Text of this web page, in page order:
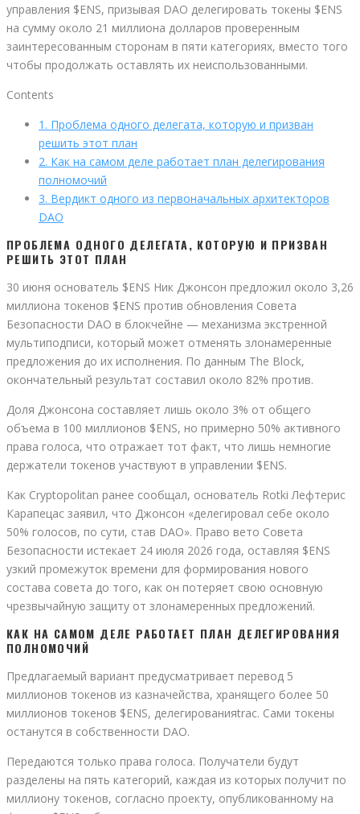
управления $ENS, призывая DAO делегировать токены $ENS
на сумму около 21 миллиона долларов проверенным
заинтересованным сторонам в пяти категориях, вместо того
чтобы продолжать оставлять их неиспользованными.
Contents
1. Проблема одного делегата, которую и призван
решить этот план
2. Как на самом деле работает план делегирования
полномочий
3. Вердикт одного из первоначальных архитекторов
DAO
ПРОБЛЕМА ОДНОГО ДЕЛЕГАТА, КОТОРУЮ И ПРИЗВАН
РЕШИТЬ ЭТОТ ПЛАН
30 июня основатель $ENS Ник Джонсон предложил около 3,26
миллиона токенов $ENS против обновления Совета
Безопасности DAO в блокчейне — механизма экстренной
мультиподписи, который может отменять злонамеренные
предложения до их исполнения. По данным The Block,
окончательный результат составил около 82% против.
Доля Джонсона составляет лишь около 3% от общего
объема в 100 миллионов $ENS, но примерно 50% активного
права голоса, что отражает тот факт, что лишь немногие
держатели токенов участвуют в управлении $ENS.
Как Cryptopolitan ранее сообщал, основатель Rotki Лефтерис
Карапецас заявил, что Джонсон «делегировал себе около
50% голосов, по сути, став DAO». Право вето Совета
Безопасности истекает 24 июля 2026 года, оставляя $ENS
узкий промежуток времени для формирования нового
состава совета до того, как он потеряет свою основную
чрезвычайную защиту от злонамеренных предложений.
КАК НА САМОМ ДЕЛЕ РАБОТАЕТ ПЛАН ДЕЛЕГИРОВАНИЯ
ПОЛНОМОЧИЙ
Предлагаемый вариант предусматривает перевод 5
миллионов токенов из казначейства, хранящего более 50
миллионов токенов $ENS, делегированияtrac. Сами токены
останутся в собственности DAO.
Передаются только права голоса. Получатели будут
разделены на пять категорий, каждая из которых получит по
миллиону токенов, согласно проекту, опубликованному на